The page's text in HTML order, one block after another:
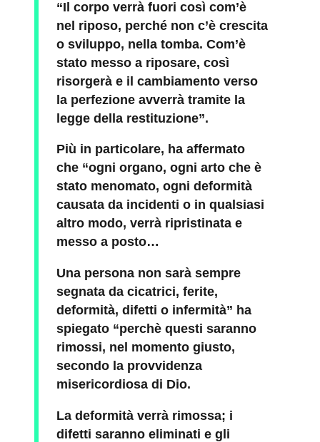
“Il corpo verrà fuori così com’è
nel riposo, perché non c’è crescita
o sviluppo, nella tomba. Com’è
stato messo a riposare, così
risorgerà e il cambiamento verso
la perfezione avverrà tramite la
legge della restituzione”.
Più in particolare, ha affermato
che “ogni organo, ogni arto che è
stato menomato, ogni deformità
causata da incidenti o in qualsiasi
altro modo, verrà ripristinata e
messo a posto…
Una persona non sarà sempre
segnata da cicatrici, ferite,
deformità, difetti o infermità” ha
spiegato “perchè questi saranno
rimossi, nel momento giusto,
secondo la provvidenza
misericordiosa di Dio.
La deformità verrà rimossa; i
difetti saranno eliminati e gli